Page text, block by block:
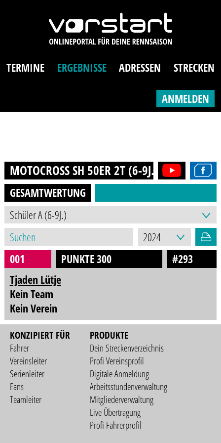
TERMINE ERGEBNISSE ADRESSEN STRECKEN
ANMELDEN
MOTOCROSS SH 50ER 2T (6-9J.) 2024
GESAMTWERTUNG
001 PUNKTE 300
#293
Tjaden Lütje
Kein Team
Kein Verein
KONZIPIERT FÜR
Fahrer
Vereinsleiter
Serienleiter
Fans
Teamleiter
PRODUKTE
Dein Streckenverzeichnis
Profi Vereinsprofil
Digitale Anmeldung
Arbeitsstundenverwaltung
Mitgliederverwaltung
Live Übertragung
Profi Fahrerprofil